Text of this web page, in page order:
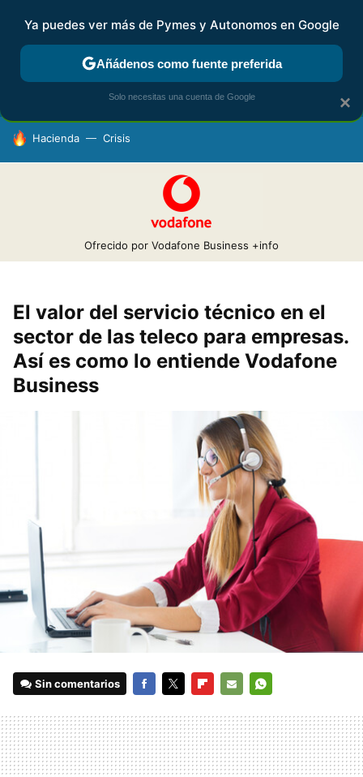
FISCALIDAD Y CONTABILIDAD KIT DIGITAL RENTA
HOY SE HABLA DE
Hacienda Crisis
Ofrecido por Vodafone Business +info
El valor del servicio técnico en el
sector de las teleco para empresas.
Así es como lo entiende Vodafone
Business
Sin comentarios
MAIL
×
Ya puedes ver más de Pymes y Autonomos en Google
Añádenos como fuente preferida
Solo necesitas una cuenta de Google